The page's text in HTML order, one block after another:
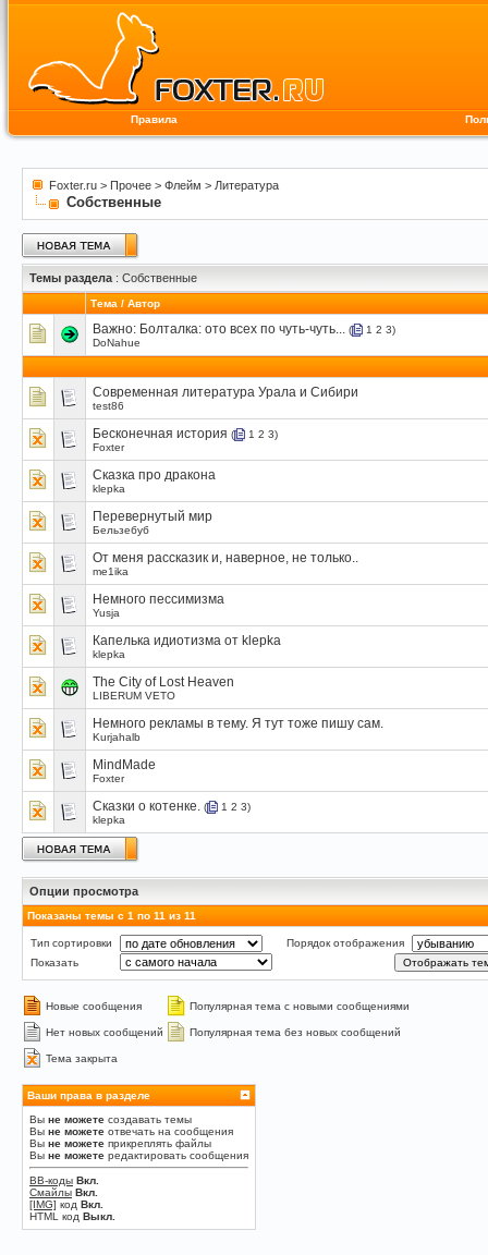
Правила
Foxter.ru > Прочее > Флейм > Литература
Собственные
Темы раздела : Собственные
Тема / Автор
Важно: Болталка: ото всех по чуть-чуть... ( 1 2 3)
DoNahue
Современная литература Урала и Сибири
test86
Бесконечная история ( 1 2 3)
Foxter
Сказка про дракона
klepka
Перевернутый мир
Бельзебуб
От меня рассказик и, наверное, не только..
me1ika
Немного пессимизма
Yusja
Капелька идиотизма от klepka
klepka
The City of Lost Heaven
LIBERUM VETO
Немного рекламы в тему. Я тут тоже пишу сам.
Kurjahalb
MindMade
Foxter
Сказки о котенке. ( 1 2 3)
klepka
Опции просмотра
Показаны темы с 1 по 11 из 11
Тип сортировки
Порядок отображения
Показать
Новые сообщения Популярная тема с новыми сообщениями
Нет новых сообщений Популярная тема без новых сообщений
Тема закрыта
Ваши права в разделе
Вы не можете создавать темы
Вы не можете отвечать на сообщения
Вы не можете прикреплять файлы
Вы не можете редактировать сообщения
BB-коды Вкл.
Смайлы Вкл.
[IMG] код Вкл.
HTML код Выкл.